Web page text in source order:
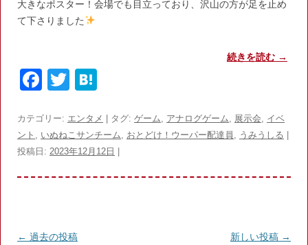
大きなポスター！会場でも目立っており、沢山の方が足を止め
て下さりました
続きを読む →
F
c
e
k
T
itt
er
e
n
カテゴリー: エンタメ | タグ: ゲーム アナログゲーム 展示会
イベ
ント
いぬねこサンチーム おとどけ！ウーパー配達員 うみうしる |
投稿日: 2023年12月12日 |
投
← 過去の投稿 新しい投稿 →